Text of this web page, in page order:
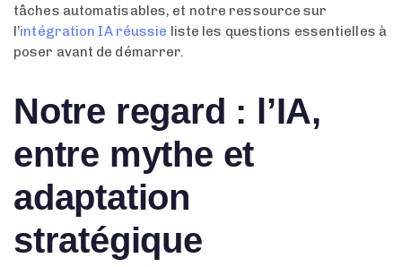
tâches automatisables, et notre ressource sur
l’intégration IA réussie liste les questions essentielles à
poser avant de démarrer.
Notre regard : l’IA,
entre mythe et
adaptation
stratégique